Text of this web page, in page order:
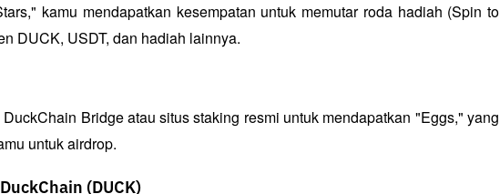
kamu mendapatkan kesempatan untuk memutar roda hadiah (Spin to
DUCK, USDT, dan hadiah lainnya.
Bridge atau situs staking resmi untuk mendapatkan "Eggs," yang
untuk airdrop.
(DUCK)